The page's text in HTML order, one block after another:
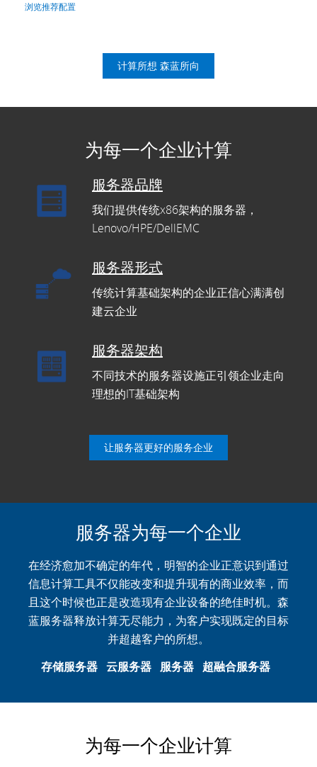
浏览推荐配置
计算所想 森蓝所向
为每一个企业计算
服务器品牌
我们提供传统x86架构的服务器，
Lenovo/HPE/DellEMC
服务器形式
传统计算基础架构的企业正信心满满创
建云企业
服务器架构
不同技术的服务器设施正引领企业走向
理想的IT基础架构
让服务器更好的服务企业
服务器为每一个企业
在经济愈加不确定的年代，明智的企业正意识到通过
信息计算工具不仅能改变和提升现有的商业效率，而
且这个时候也正是改造现有企业设备的绝佳时机。森
蓝服务器释放计算无尽能力，为客户实现既定的目标
并超越客户的所想。
存储服务器 云服务器 服务器 超融合服务器
为每一个企业计算